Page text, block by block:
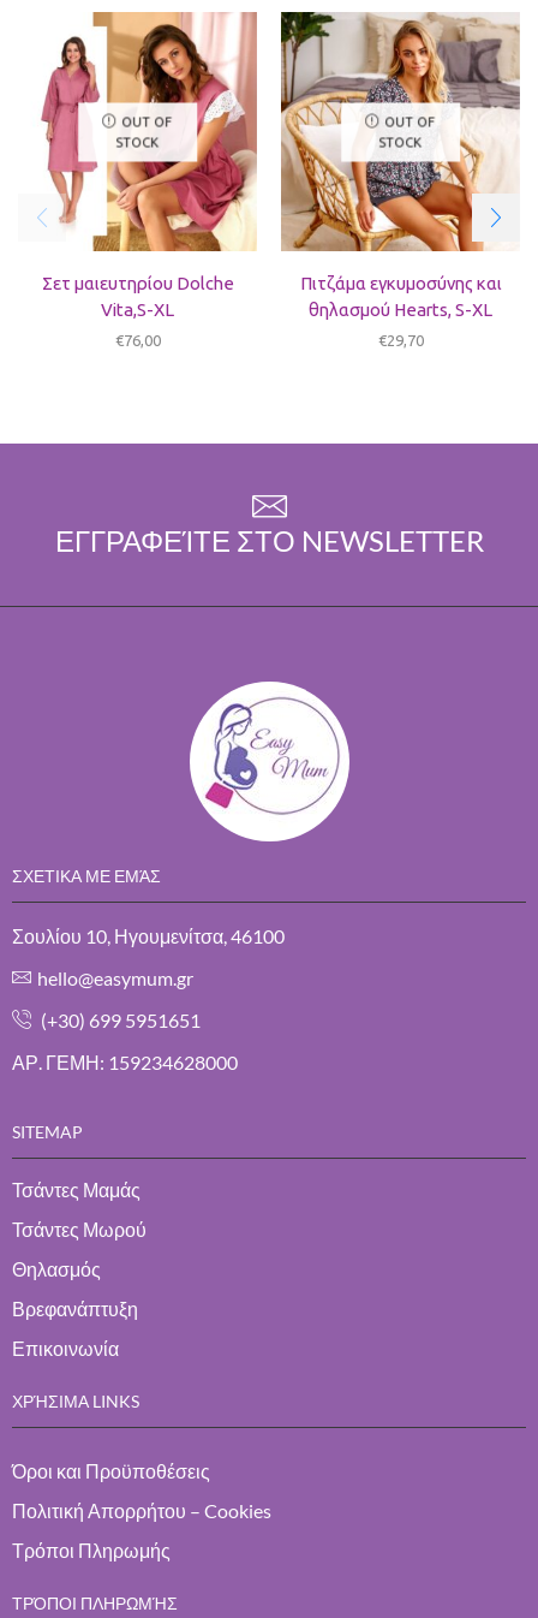
OUT OF
STOCK
Σετ μαιευτηρίου Dolche
Vita,S-XL
€76,00
OUT OF
STOCK
Πιτζάμα εγκυμοσύνης και
θηλασμού Hearts, S-XL
€29,70
ΕΓΓΡΑΦΕΊΤΕ ΣΤΟ NEWSLETTER
ΣΧΕΤΙΚΑ ΜΕ ΕΜΆΣ
Σουλίου 10, Ηγουμενίτσα, 46100
hello@easymum.gr
(+30) 699 5951651
ΑΡ. ΓΕΜΗ: 159234628000
SITEMAP
Τσάντες Μαμάς
Τσάντες Μωρού
Θηλασμός
Βρεφανάπτυξη
Επικοινωνία
ΧΡΉΣΙΜΑ LINKS
Όροι και Προϋποθέσεις
Πολιτική Απορρήτου – Cookies
Τρόποι Πληρωμής
ΤΡΌΠΟΙ ΠΛΗΡΩΜΉΣ